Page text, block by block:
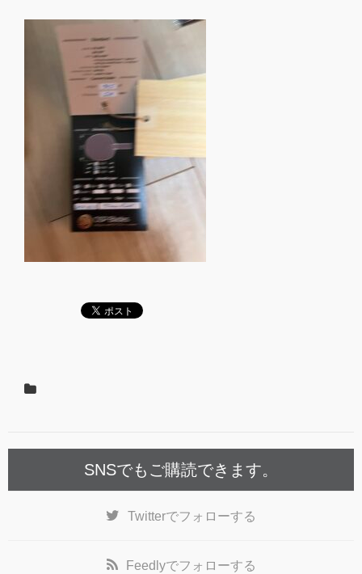
SNSでもご購読できます。
Twitterでフォローする
Feedlyでフォローする